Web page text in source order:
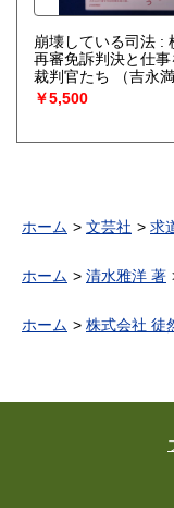
崩壊している司法 :
再審免訴判決と仕
裁判官たち
（吉永
￥5,500
ホーム 文芸社 求
ホーム 清水雅洋 著
ホーム 株式会社 徒